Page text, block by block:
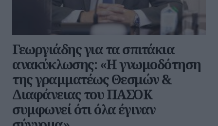
Γεωργιάδης για τα σπιτάκια
ανακύκλωσης: «Η γνωμοδότηση
της γραμματέως Θεσμών &
Διαφάνειας του ΠΑΣΟΚ
συμφωνεί ότι όλα έγιναν